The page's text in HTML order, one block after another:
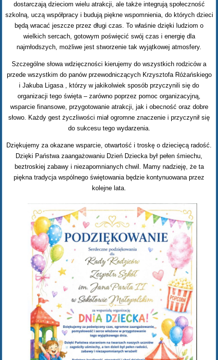
dostarczają dzieciom wielu atrakcji, ale także integrują społeczność
szkolną, uczą współpracy i budują piękne wspomnienia, do których dzieci
będą wracać jeszcze przez długi czas. To właśnie dzięki ludziom o
wielkich sercach, gotowym poświęcić swój czas i energię dla
najmłodszych, możliwe jest stworzenie tak wyjątkowej atmosfery.
Szczególne słowa wdzięczności kierujemy do wszystkich rodziców a
przede wszystkim do panów przewodniczących Krzysztofa Różańskiego
i Jakuba Ligasa , którzy w jakikolwiek sposób przyczynili się do
organizacji tego święta – zarówno poprzez pomoc organizacyjną,
wsparcie finansowe, przygotowanie atrakcji, jak i obecność oraz dobre
słowo. Każdy gest życzliwości miał ogromne znaczenie i przyczynił się
do sukcesu tego wydarzenia.
Dziękujemy za okazane wsparcie, otwartość i troskę o dziecięcą radość.
Dzięki Państwa zaangażowaniu Dzień Dziecka był pełen śmiechu,
beztroskiej zabawy i niezapomnianych chwil. Mamy nadzieję, że ta
piękna tradycja wspólnego świętowania będzie kontynuowana przez
kolejne lata.